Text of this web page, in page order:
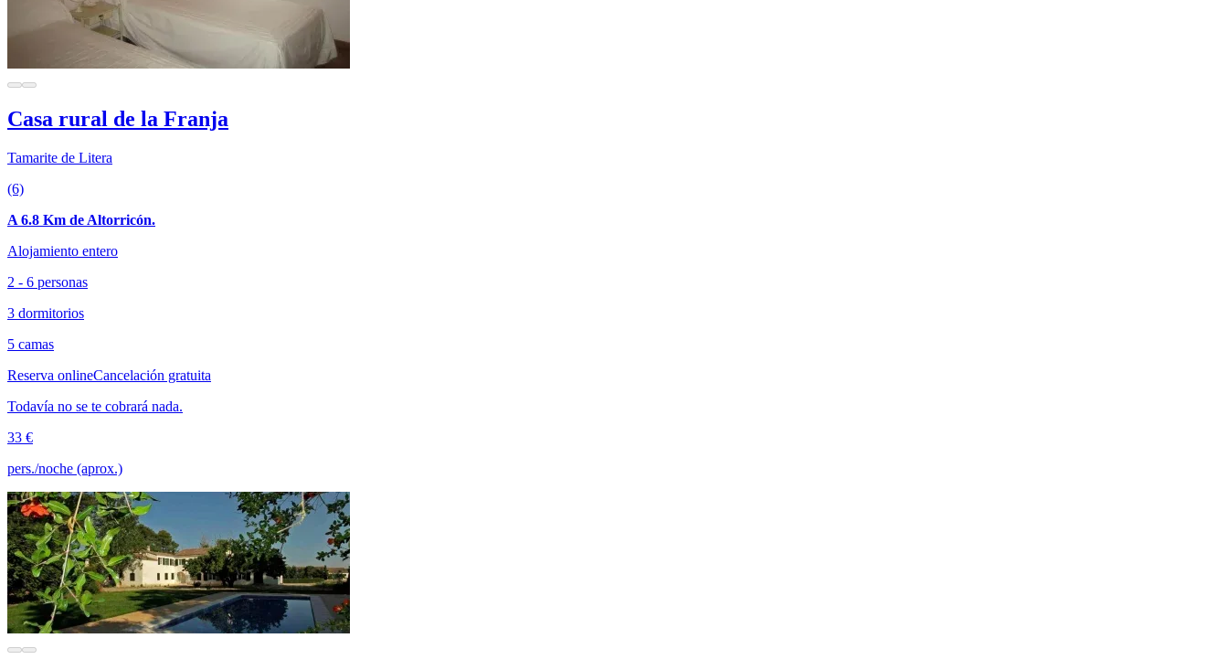
Casa rural de la Franja
Tamarite de Litera
(6)
A 6.8 Km de Altorricón.
Alojamiento entero
2 - 6 personas
3 dormitorios
5 camas
Reserva onlineCancelación gratuita
Todavía no se te cobrará nada.
33 €
pers./noche (aprox.)